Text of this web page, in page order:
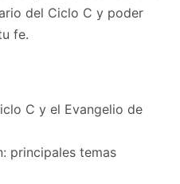
del Ciclo C y poder
fe.
C y el Evangelio de
principales temas